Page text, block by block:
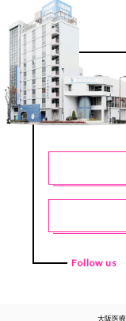
Follow us
大阪医